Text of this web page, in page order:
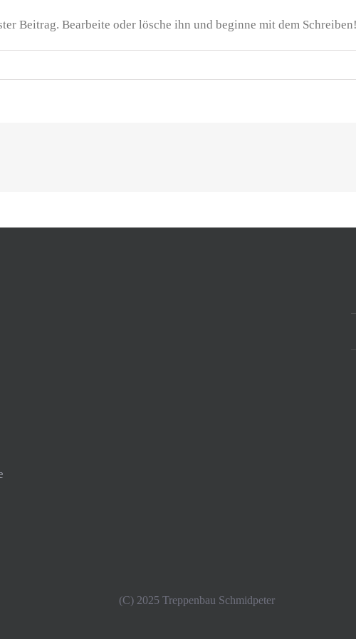
Beitrag. Bearbeite oder lösche ihn und beginne mit dem Schreiben!
(C) 2025 Treppenbau Schmidpeter